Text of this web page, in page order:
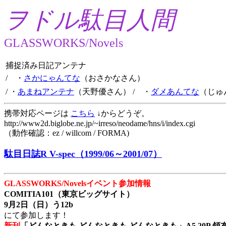
ヲドル駄目人間
GLASSWORKS/Novels
捕捉済み日記アンテナ
/ ・ さかにゃんてな （おさかなさん）
/ ・ あまねアンテナ （天野優さん） / ・ ダメあんてな （じ
携帯対応ページは こちら ↓からどうぞ。
http://www2d.biglobe.ne.jp/~irreso/neodame/hns/i/index.cgi
（動作確認：ez / willcom / FORMA)
駄目日誌R V-spec（1999/06～2001/07）
GLASSWORKS/Novelsイベント参加情報
COMITIA101（東京ビッグサイト）
9月2日（日）う12b
にて参加します！